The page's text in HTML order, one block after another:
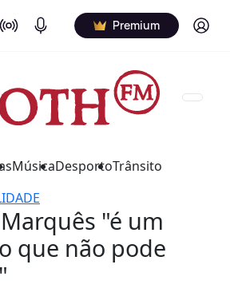
On Air Podcasts Premium Log in
MúsicaDesportoTrânsito
"é um
que não pode